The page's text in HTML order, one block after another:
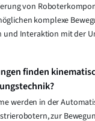
von
komplexe
und Interaktion mit der
finden
werden in der
zur